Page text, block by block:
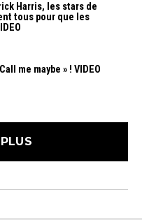
Harris, les stars de
tous pour que les
me maybe » ! VIDEO